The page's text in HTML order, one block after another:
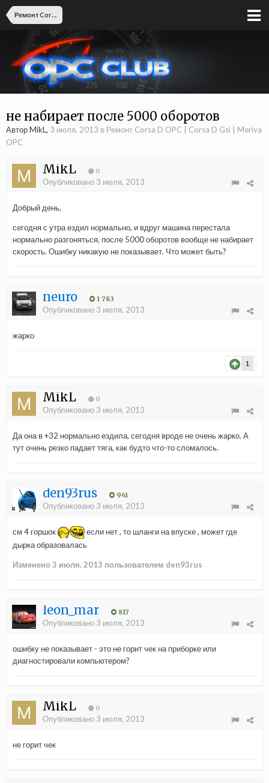
Ремонт Corsa D OPC | Corsa D Gsi | Meriva OPC
не набирает после 5000 оборотов
Автор MikL, 3 июля, 2013 в Ремонт Corsa D OPC | Corsa D Gsi | Meriva
OPC
MikL 0
Опубликовано 3 июля, 2013
Добрый день,
сегодня с утра ездил нормально, и вдруг машина перестала
нормально разгоняться, после 5000 оборотов вообще не набирает
скорость. Ошибку никакую не показывает. Что может быть?
neuro 1 783
Опубликовано 3 июля, 2013
жарко
1
MikL 0
Опубликовано 3 июля, 2013
Да она в +32 нормально ездила, сегодня вроде не очень жарко. А
тут очень резко падает тяга, как будто что-то сломалось.
den93rus 941
Опубликовано 3 июля, 2013
см 4 горшок
если нет , то шланги на впуске , может где
дырка образовалась
Изменено3 июля, 2013 пользователем den93rus
leon_mar 817
Опубликовано 3 июля, 2013
ошибку не показывает - это не горит чек на приборке или
диагностировали компьютером?
MikL 0
Опубликовано 3 июля, 2013
не горит чек